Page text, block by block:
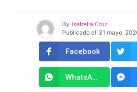
By Isabella Cruz
Publicado el 31 mayo,
Facebook
WhatsApp